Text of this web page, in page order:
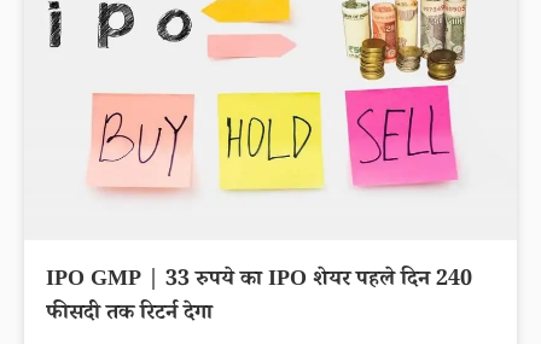
IPO GMP | 33 रुपये का IPO शेयर पहले दिन 240
फीसदी तक रिटर्न देगा